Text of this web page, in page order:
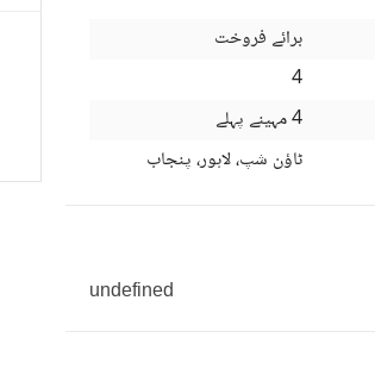
برائے فروخت
4
4 مہینے پہلے
ٹاؤن شپ، لاہور، پنجاب
undefined